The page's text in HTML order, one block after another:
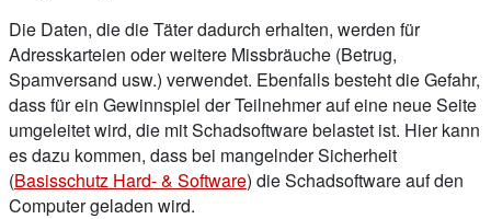
Die Daten, die die Täter dadurch erhalten, werden für
Adresskarteien oder weitere Missbräuche (Betrug,
Spamversand usw.) verwendet. Ebenfalls besteht die Gefahr,
dass für ein Gewinnspiel der Teilnehmer auf eine neue Seite
umgeleitet wird, die mit Schadsoftware belastet ist. Hier kann
es dazu kommen, dass bei mangelnder Sicherheit
(Basisschutz Hard- & Software) die Schadsoftware auf den
Computer geladen wird.